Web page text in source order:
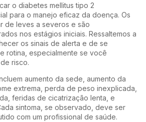
o diabetes mellitus tipo 2
para o manejo eficaz da doença. Os
de leves a severos e são
nos estágios iniciais. Ressaltemos a
os sinais de alerta e de se
rotina, especialmente se você
risco.
aumento da sede, aumento da
extrema, perda de peso inexplicada,
feridas de cicatrização lenta, e
sintoma, se observado, deve ser
com um profissional de saúde.